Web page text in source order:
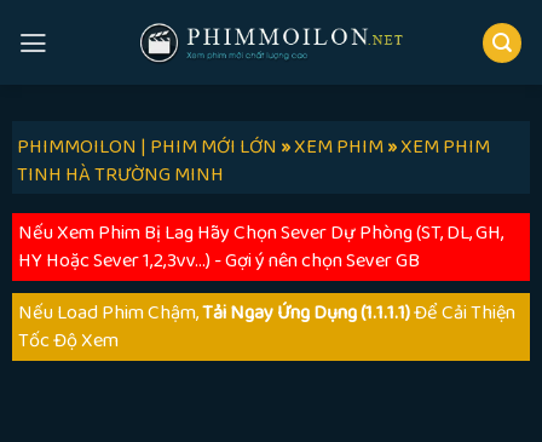
PHIMMOILON | PHIM MỚI LỚN»XEM PHIM»XEM PHIM
TINH HÀ TRƯỜNG MINH
Nếu Xem Phim Bị Lag Hãy Chọn Sever Dự Phòng (ST, DL, GH,
HY Hoặc Sever 1,2,3vv...) - Gợi ý nên chọn Sever GB
Nếu Load Phim Chậm,Tải Ngay Ứng Dụng (1.1.1.1)Để Cải Thiện
Tốc Độ Xem